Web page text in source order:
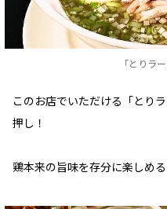
「とりラ
このお店でいただける「とり
押し！
鶏本来の旨味を存分に楽しめる